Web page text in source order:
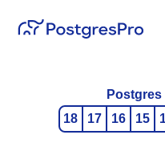
18
17 16 15